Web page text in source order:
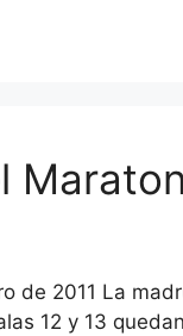
de 2011 La
12 y 13